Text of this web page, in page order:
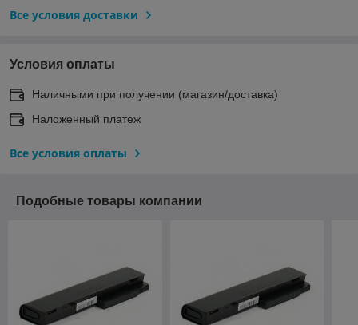
Все условия доставки
Условия оплаты
Наличными при получении (магазин/доставка)
Наложенный платеж
Все условия оплаты
Подобные товары компании